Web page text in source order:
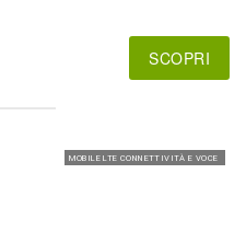
SCOPRI
MOBILE LTE CONNETTIVITÀ E VOCE